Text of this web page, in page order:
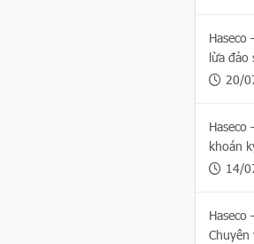
Haseco
lừa đảo
trường
20/
khoán
14/